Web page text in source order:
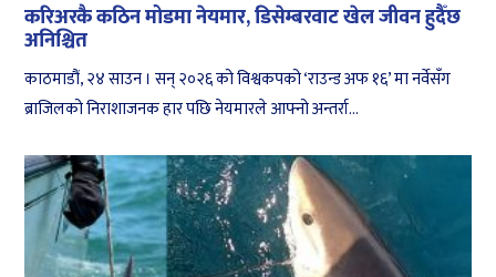
करिअरकै कठिन मोडमा नेयमार, डिसेम्बरवाट खेल जीवन हुदैँछ
अनिश्चित
काठमाडौं, २४ साउन । सन् २०२६ को विश्वकपको ‘राउन्ड अफ १६’ मा नर्वेसँग
ब्राजिलको निराशाजनक हार पछि नेयमारले आफ्नो अन्तर्रा...